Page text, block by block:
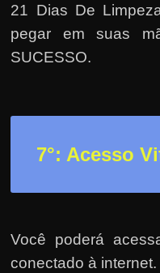
21 Dias De
pegar em suas
SUCESSO.
7°: Acesso
Você poderá
conectado à internet.